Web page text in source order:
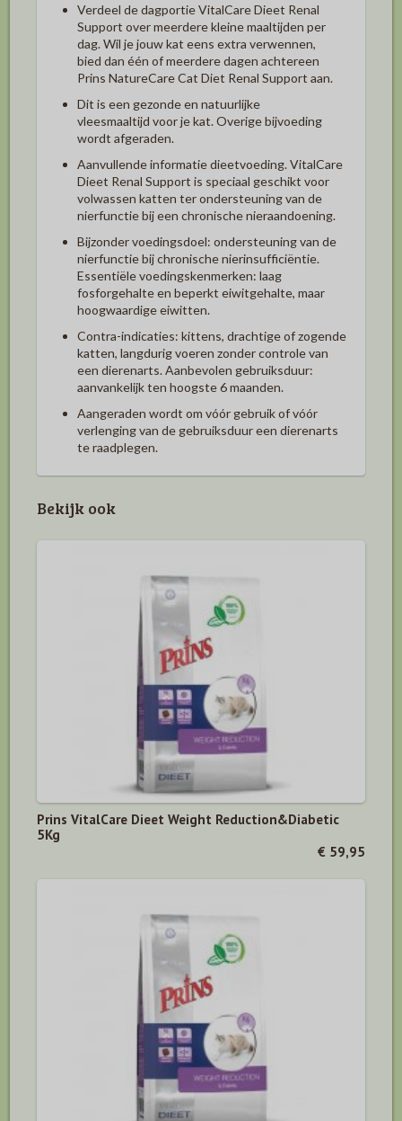
Verdeel de dagportie VitalCare Dieet Renal
Support over meerdere kleine maaltijden per
dag. Wil je jouw kat eens extra verwennen,
bied dan één of meerdere dagen achtereen
Prins NatureCare Cat Diet Renal Support aan.
Dit is een gezonde en natuurlijke
vleesmaaltijd voor je kat. Overige bijvoeding
wordt afgeraden.
Aanvullende informatie dieetvoeding. VitalCare
Dieet Renal Support is speciaal geschikt voor
volwassen katten ter ondersteuning van de
nierfunctie bij een chronische nieraandoening.
Bijzonder voedingsdoel: ondersteuning van de
nierfunctie bij chronische nierinsufficiëntie.
Essentiële voedingskenmerken: laag
fosforgehalte en beperkt eiwitgehalte, maar
hoogwaardige eiwitten.
Contra-indicaties: kittens, drachtige of zogende
katten, langdurig voeren zonder controle van
een dierenarts. Aanbevolen gebruiksduur:
aanvankelijk ten hoogste 6 maanden.
Aangeraden wordt om vóór gebruik of vóór
verlenging van de gebruiksduur een dierenarts
te raadplegen.
Bekijk ook
Prins VitalCare Dieet Weight Reduction&Diabetic
5Kg
€ 59,95